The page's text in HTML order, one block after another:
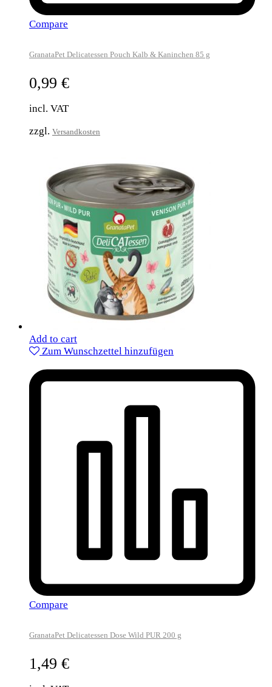
Compare
GranataPet Delicatessen Pouch Kalb & Kaninchen 85 g
0,99 €
incl. VAT
zzgl. Versandkosten
Add to cart
Zum Wunschzettel hinzufügen
Compare
GranataPet Delicatessen Dose Wild PUR 200 g
1,49 €